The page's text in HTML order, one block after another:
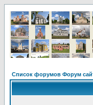
Список форумов Форум